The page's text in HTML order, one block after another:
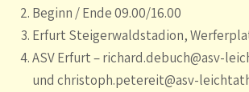
Beginn / Ende 09.00/16.00
Erfurt Steigerwaldstadion,
ASV Erfurt – richard.debuch@asv-
und christoph.petereit@asv-